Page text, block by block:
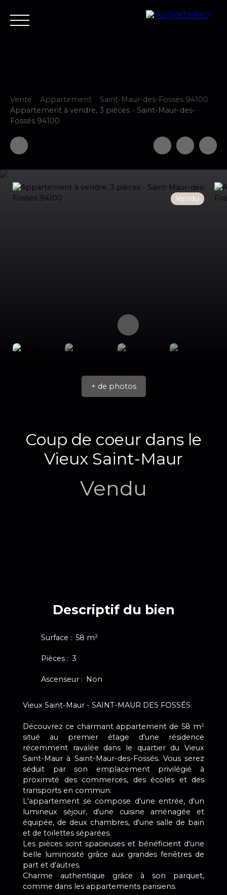
Accueil Estimer Vendre Acheter Neuf Louer
Vente Appartement
Saint-Maur-des-Fossés 94100
Appartement à vendre, 3 pièces - Saint-Maur-des-
Fossés 94100
Vendu
+ de photos
Coup de coeur dans le
Vieux Saint-Maur
Vendu
Descriptif du bien
Surface : 58 m²
Pièces : 3
Ascenseur : Non
Vieux Saint-Maur - SAINT-MAUR DES FOSSÉS
Découvrez ce charmant appartement de 58 m²
situé au premier étage d'une résidence
récemment ravalée dans le quartier du Vieux
Saint-Maur à Saint-Maur-des-Fossés. Vous serez
séduit par son emplacement privilégié à
proximité des commerces, des écoles et des
transports en commun.
L'appartement se compose d'une entrée, d'un
lumineux séjour, d'une cuisine aménagée et
équipée, de deux chambres, d'une salle de bain
et de toilettes séparées.
Les pièces sont spacieuses et bénéficient d'une
belle luminosité grâce aux grandes fenêtres de
part et d'autres.
Charme authentique grâce à son parquet,
comme dans les appartements parisiens.